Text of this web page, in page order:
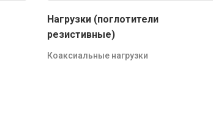
Нагрузки (поглотители
резистивные)
Коаксиальные нагрузки